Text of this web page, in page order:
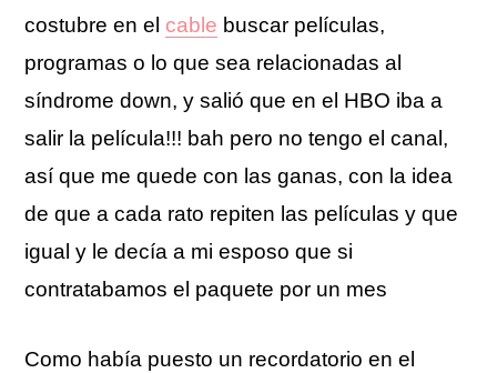
costubre en el cable buscar películas,
programas o lo que sea relacionadas al
síndrome down, y salió que en el HBO iba a
salir la película!!! bah pero no tengo el canal,
así que me quede con las ganas, con la idea
de que a cada rato repiten las películas y que
igual y le decía a mi esposo que si
contratabamos el paquete por un mes
Como había puesto un recordatorio en el